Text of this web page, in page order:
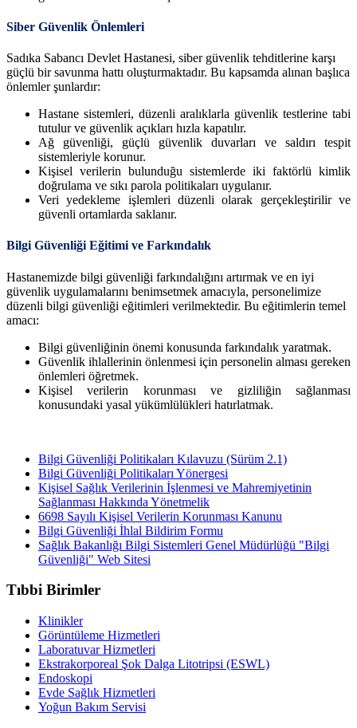
Siber Güvenlik Önlemleri
Sadıka Sabancı Devlet Hastanesi, siber güvenlik tehditlerine karşı
güçlü bir savunma hattı oluşturmaktadır. Bu kapsamda alınan başlıca
önlemler şunlardır:
Hastane sistemleri, düzenli aralıklarla güvenlik testlerine tabi
tutulur ve güvenlik açıkları hızla kapatılır.
Ağ güvenliği, güçlü güvenlik duvarları ve saldırı tespit
sistemleriyle korunur.
Kişisel verilerin bulunduğu sistemlerde iki faktörlü kimlik
doğrulama ve sıkı parola politikaları uygulanır.
Veri yedekleme işlemleri düzenli olarak gerçekleştirilir ve
güvenli ortamlarda saklanır.
Bilgi Güvenliği Eğitimi ve Farkındalık
Hastanemizde bilgi güvenliği farkındalığını artırmak ve en iyi
güvenlik uygulamalarını benimsetmek amacıyla, personelimize
düzenli bilgi güvenliği eğitimleri verilmektedir. Bu eğitimlerin temel
amacı:
Bilgi güvenliğinin önemi konusunda farkındalık yaratmak.
Güvenlik ihlallerinin önlenmesi için personelin alması gereken
önlemleri öğretmek.
Kişisel verilerin korunması ve gizliliğin sağlanması
konusundaki yasal yükümlülükleri hatırlatmak.
Bilgi Güvenliği Politikaları Kılavuzu (Sürüm 2.1)
Bilgi Güvenliği Politikaları Yönergesi
Kişisel Sağlık Verilerinin İşlenmesi ve Mahremiyetinin
Sağlanması Hakkında Yönetmelik
6698 Sayılı Kişisel Verilerin Korunması Kanunu
Bilgi Güvenliği İhlal Bildirim Formu
Sağlık Bakanlığı Bilgi Sistemleri Genel Müdürlüğü "Bilgi
Güvenliği" Web Sitesi
Tıbbi Birimler
Klinikler
Görüntüleme Hizmetleri
Laboratuvar Hizmetleri
Ekstrakorporeal Şok Dalga Litotripsi (ESWL)
Endoskopi
Evde Sağlık Hizmetleri
Yoğun Bakım Servisi